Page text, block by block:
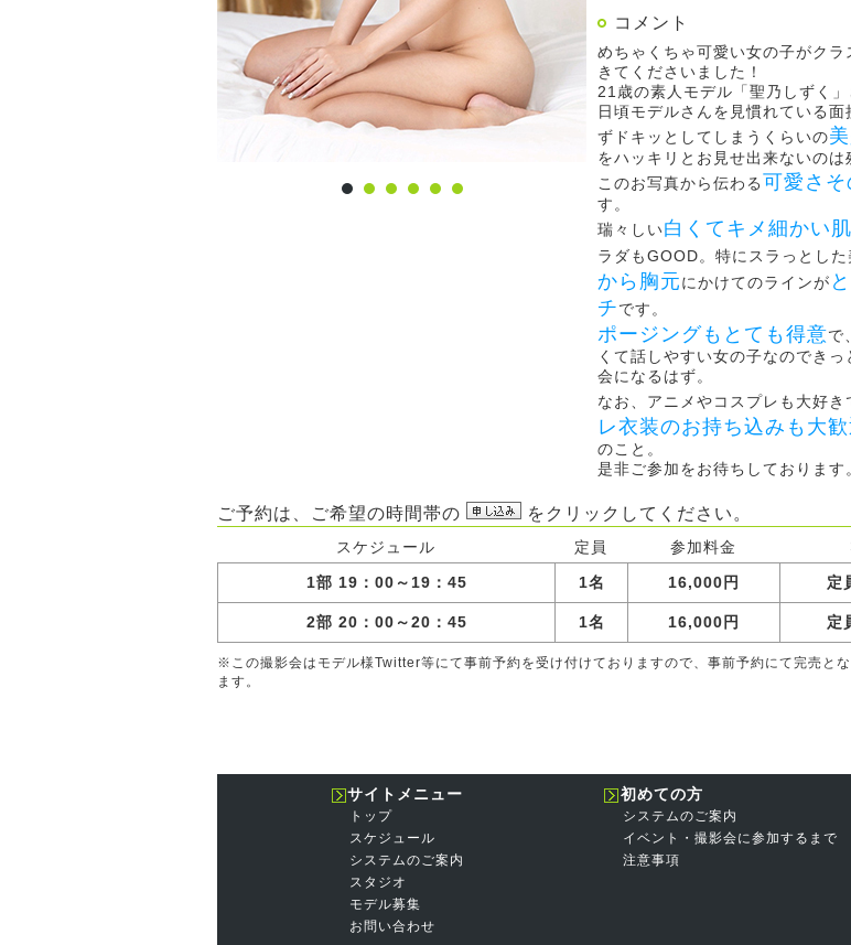
コメント
めちゃくちゃ可愛い女の子がクラ
きてくださいました！
21歳の素人モデル「聖乃しずく」
日頃モデルさんを見慣れている面
ずドキッとしてしまうくらいの
をハッキリとお見せ出来ないのは
このお写真から伝わる可愛さそ
す。
瑞々しい白くてキメ細かい肌
ラダもGOOD。特にスラっとした
から胸元にかけてのラインが
チです。
ポージングもとても得意で
くて話しやすい女の子なのできっ
会になるはず。
なお、アニメやコスプレも大好き
レ衣装のお持ち込みも大歓
のこと。
是非ご参加をお待ちしております
ご予約は、ご希望の時間帯の をクリックしてください。
スケジュール 定員 参加料金
1部 19：00～19：45
1名 16,000円 定
2部 20：00～20：45 1名 16,000円 定
※この撮影会はモデル様Twitter等にて事前予約を受け付けておりますので、事前予約にて完売と
ます。
サイトメニュー
トップ
スケジュール
システムのご案内
スタジオ
モデル募集
お問い合わせ
初めての方
システムのご案内
イベント・撮影会に参加するまで
注意事項